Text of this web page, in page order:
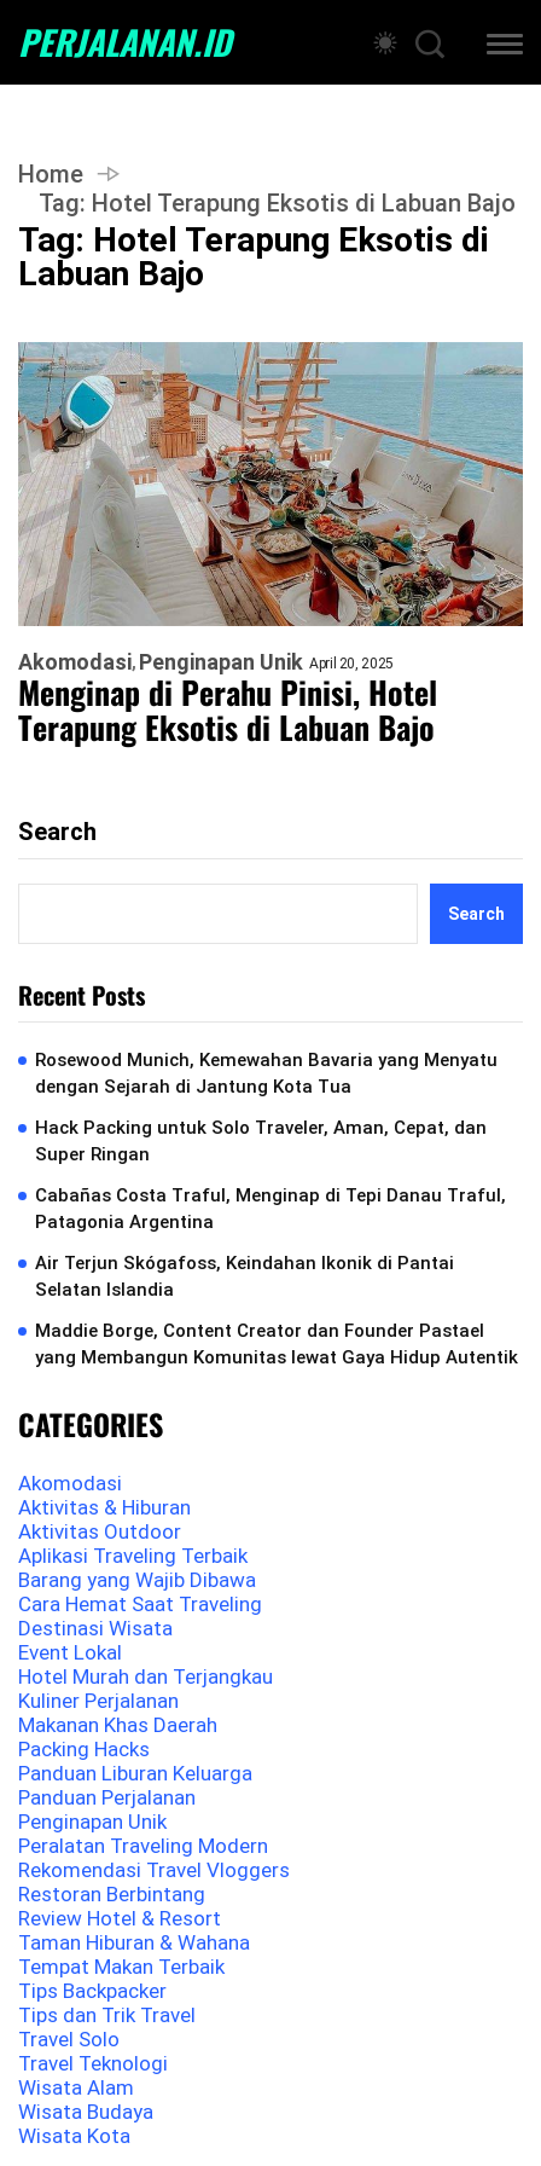
PERJALANAN.ID
Home
Tag: Hotel Terapung Eksotis di Labuan Bajo
Tag: Hotel Terapung Eksotis di
Labuan Bajo
Akomodasi Penginapan Unik April 20, 2025
Menginap di Perahu Pinisi, Hotel
Terapung Eksotis di Labuan Bajo
Search
Search
Recent Posts
Rosewood Munich, Kemewahan Bavaria yang Menyatu
dengan Sejarah di Jantung Kota Tua
Hack Packing untuk Solo Traveler, Aman, Cepat, dan
Super Ringan
Cabañas Costa Traful, Menginap di Tepi Danau Traful,
Patagonia Argentina
Air Terjun Skógafoss, Keindahan Ikonik di Pantai
Selatan Islandia
Maddie Borge, Content Creator dan Founder Pastael
yang Membangun Komunitas lewat Gaya Hidup Autentik
CATEGORIES
Akomodasi
Aktivitas & Hiburan
Aktivitas Outdoor
Aplikasi Traveling Terbaik
Barang yang Wajib Dibawa
Cara Hemat Saat Traveling
Destinasi Wisata
Event Lokal
Hotel Murah dan Terjangkau
Kuliner Perjalanan
Makanan Khas Daerah
Packing Hacks
Panduan Liburan Keluarga
Panduan Perjalanan
Penginapan Unik
Peralatan Traveling Modern
Rekomendasi Travel Vloggers
Restoran Berbintang
Review Hotel & Resort
Taman Hiburan & Wahana
Tempat Makan Terbaik
Tips Backpacker
Tips dan Trik Travel
Travel Solo
Travel Teknologi
Wisata Alam
Wisata Budaya
Wisata Kota